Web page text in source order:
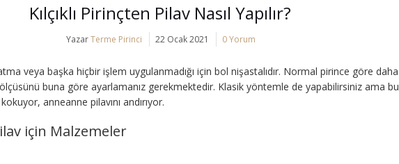
Kılçıklı Pirinçten Pilav Nasıl Yapılır?
YazarTerme Pirinci 22 Ocak 2021 0 Yorum
veya başka hiçbir işlem uygulanmadığı için bol nişastalıdır. Normal pirince göre daha
ölçüsünü buna göre ayarlamanız gerekmektedir. Klasik yöntemle de yapabilirsiniz ama bu
anneanne pilavını andırıyor.
için Malzemeler